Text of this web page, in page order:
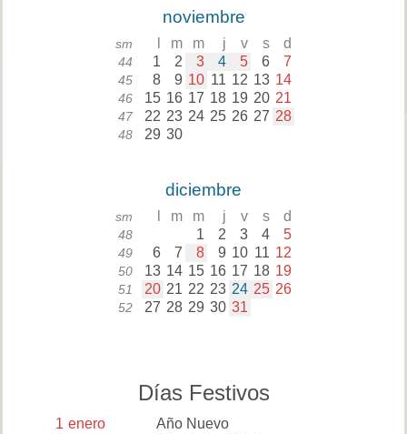
noviembre
sm m m j v s d
44 1 2 3 4 5 6 7
45 8 9 10 11 12 13 14
46 15 16 17 18 19 20 21
47 22 23 24 25 26 27 28
48 29 30
diciembre
sm m m j v s d
48 1 2 3 4 5
49 6 7 8 9 10 11 12
50 13 14 15 16 17 18 19
51 20 21 22 23 24 25 26
52 27 28 29 30 31
Días Festivos
1 enero
Año Nuevo